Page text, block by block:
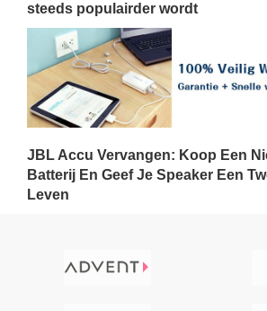
steeds populairder wordt
JBL Accu Vervangen: Koop Een
Batterij En Geef Je Speaker Een
Leven